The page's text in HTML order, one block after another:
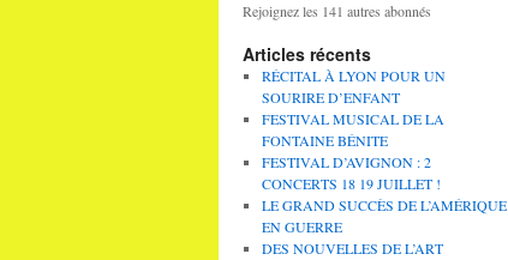
Rejoignez les 141 autres abonnés
Articles récents
RÉCITAL À LYON POUR UN
SOURIRE D’ENFANT
FESTIVAL MUSICAL DE LA
FONTAINE BÉNITE
FESTIVAL D’AVIGNON : 2
CONCERTS 18 19 JUILLET !
LE GRAND SUCCÈS DE L’AMÉRIQUE
EN GUERRE
DES NOUVELLES DE L’ART